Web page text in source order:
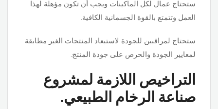
ستحتاج عمال لكل الماكينات ويجب أن تكون مؤهلة لهذا
العمل وتتمتع بالقوة الجسمانية الكافية.
ستحتاج لمراقبين للجودة لاستبعاد المنتجات الغير مطابقة
لمعايير الجودة والحرص على جودة المنتج.
التراخيص اللازمة لمشروع
صناعة الرخام الطبيعي.